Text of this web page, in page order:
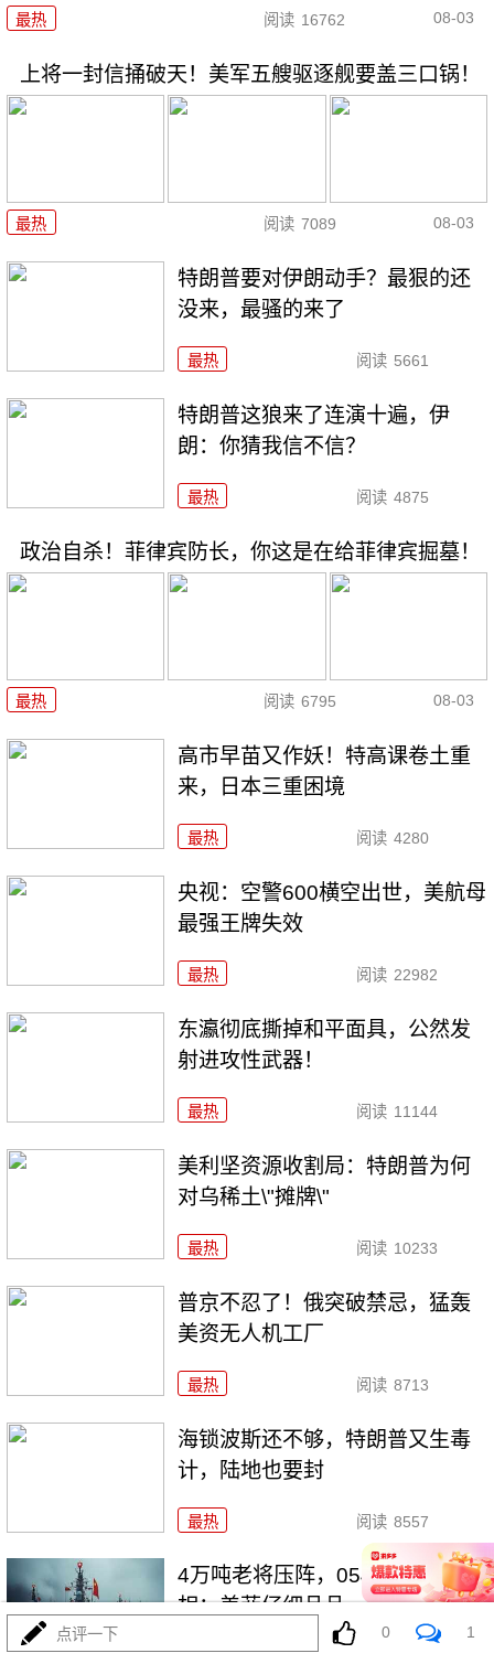
最热 阅读 16762 08-03
上将一封信捅破天！美军五艘驱逐舰要盖三口锅！
最热 阅读 7089 08-03
特朗普要对伊朗动手？最狠的还
没来，最骚的来了
最热 阅读 5661
特朗普这狼来了连演十遍，伊
朗：你猜我信不信？
最热 阅读 4875
政治自杀！菲律宾防长，你这是在给菲律宾掘墓！
最热 阅读 6795 08-03
高市早苗又作妖！特高课卷土重
来，日本三重困境
最热 阅读 4280
央视：空警600横空出世，美航母
最强王牌失效
最热 阅读 22982
东瀛彻底撕掉和平面具，公然发
射进攻性武器！
最热 阅读 11144
美利坚资源收割局：特朗普为何
对乌稀土\"摊牌\"
最热 阅读 10233
普京不忍了！俄突破禁忌，猛轰
美资无人机工厂
最热 阅读 8713
海锁波斯还不够，特朗普又生毒
计，陆地也要封
最热 阅读 8557
4万吨老将压阵，054B新锐亮
相：美菲仔细品品
最热
点评一下 0 1